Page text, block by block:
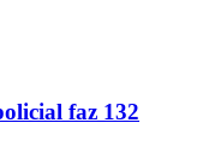
faz 132